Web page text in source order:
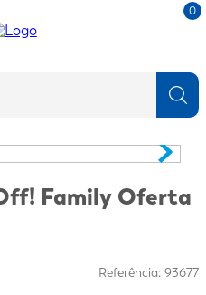
0
Family Oferta
Referência: 93677